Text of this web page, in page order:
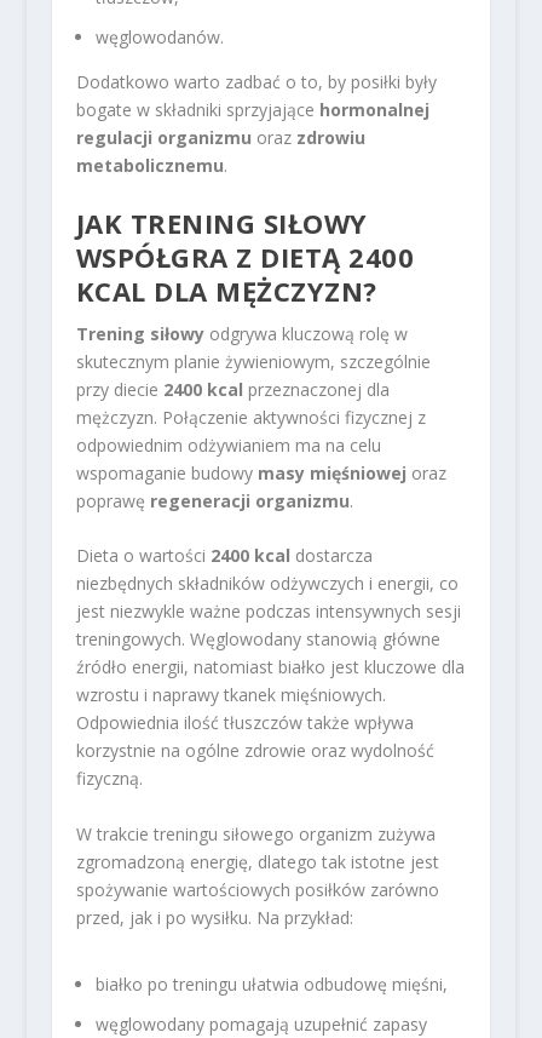
węglowodanów.
Dodatkowo warto zadbać o to, by posiłki były
bogate w składniki sprzyjające hormonalnej
regulacji organizmu oraz zdrowiu
metabolicznemu.
JAK TRENING SIŁOWY
WSPÓŁGRA Z DIETĄ 2400
KCAL DLA MĘŻCZYZN?
Trening siłowyodgrywa kluczową rolę w
skutecznym planie żywieniowym, szczególnie
przy diecie 2400 kcal przeznaczonej dla
mężczyzn. Połączenie aktywności fizycznej z
odpowiednim odżywianiem ma na celu
wspomaganie budowy masy mięśniowej oraz
poprawę regeneracji organizmu.
Dieta o wartości 2400 kcal dostarcza
niezbędnych składników odżywczych i energii, co
jest niezwykle ważne podczas intensywnych sesji
treningowych. Węglowodany stanowią główne
źródło energii, natomiast białko jest kluczowe dla
wzrostu i naprawy tkanek mięśniowych.
Odpowiednia ilość tłuszczów także wpływa
korzystnie na ogólne zdrowie oraz wydolność
fizyczną.
W trakcie treningu siłowego organizm zużywa
zgromadzoną energię, dlatego tak istotne jest
spożywanie wartościowych posiłków zarówno
przed, jak i po wysiłku. Na przykład:
białko po treningu ułatwia odbudowę mięśni,
węglowodany pomagają uzupełnić zapasy